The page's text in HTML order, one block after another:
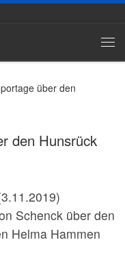
über den
den Hunsrück
Schenck über den
Helma Hammen